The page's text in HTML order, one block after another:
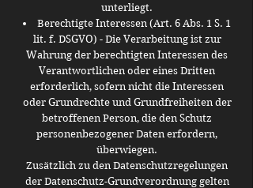
unterliegt.
Berechtigte Interessen (Art. 6 Abs. 1 S. 1
lit. f. DSGVO) - Die Verarbeitung ist zur
Wahrung der berechtigten Interessen des
Verantwortlichen oder eines Dritten
erforderlich, sofern nicht die Interessen
oder Grundrechte und Grundfreiheiten der
betroffenen Person, die den Schutz
personenbezogener Daten erfordern,
überwiegen.
Zusätzlich zu den Datenschutzregelungen
der Datenschutz-Grundverordnung gelten